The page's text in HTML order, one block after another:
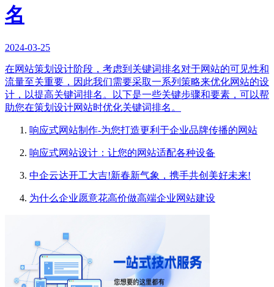
名
2024-03-25
在网站策划设计阶段，考虑到关键词排名对于网站的可见性和
流量至关重要，因此我们需要采取一系列策略来优化网站的设
计，以提高关键词排名。以下是一些关键步骤和要素，可以帮
助您在策划设计网站时优化关键词排名。
响应式网站制作-为您打造更利于企业品牌传播的网站
响应式网站设计：让您的网站适配各种设备
中企云达开工大吉!新春新气象，携手共创美好未来!
为什么企业愿意花高价做高端企业网站建设